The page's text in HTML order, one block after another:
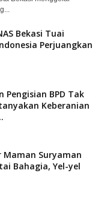
Bekasi Tuai
Perjuangkan
Pengisian BPD Tak
Keberanian
Suryaman
Bahagia, Yel-yel